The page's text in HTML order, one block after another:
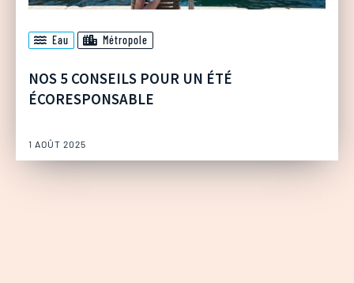
Eau Métropole
NOS 5 CONSEILS POUR UN ÉTÉ
ÉCORESPONSABLE
1 AOÛT 2025